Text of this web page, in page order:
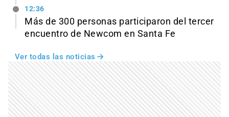
12:36
Más de 300 personas participaron del tercer
encuentro de Newcom en Santa Fe
Ver todas las noticias